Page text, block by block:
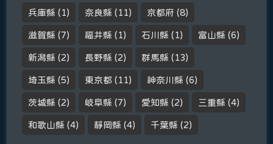
兵庫縣 (1) 奈良縣 (11) 京都府 (8)
滋賀縣 (7) 福井縣 (1) 石川縣 (1) 富山縣 (6)
新潟縣 (2) 長野縣 (2) 群馬縣 (13)
埼玉縣 (5) 東京都 (11) 神奈川縣 (6)
茨城縣 (2) 岐阜縣 (7) 愛知縣 (2) 三重縣 (4)
和歌山縣 (4) 靜岡縣 (4) 千葉縣 (2)